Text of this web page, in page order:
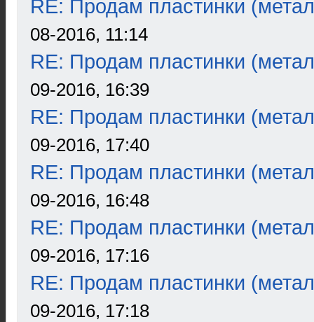
RE: Продам пластинки
08-2016, 11:14
RE: Продам пластинки
09-2016, 16:39
RE: Продам пластинки
09-2016, 17:40
RE: Продам пластинки
09-2016, 16:48
RE: Продам пластинки
09-2016, 17:16
RE: Продам пластинки
09-2016, 17:18